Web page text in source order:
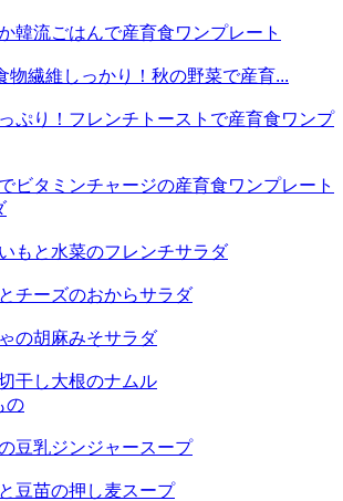
韓流ごはんで産育食ワンプレート
物繊維しっかり！秋の野菜で産育...
ぷり！フレンチトーストで産育食ワンプ
ビタミンチャージの産育食ワンプレート
もと水菜のフレンチサラダ
チーズのおからサラダ
の胡麻みそサラダ
干し大根のナムル
の
豆乳ジンジャースープ
豆苗の押し麦スープ